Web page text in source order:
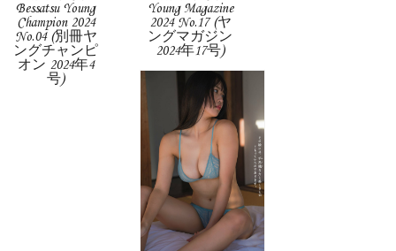
Bessatsu Young
Champion 2024
No.04 (別冊ヤ
ングチャンピ
オン 2024年4
号)
Young Magazine
2024 No.17 (ヤ
ングマガジン
2024年17号)